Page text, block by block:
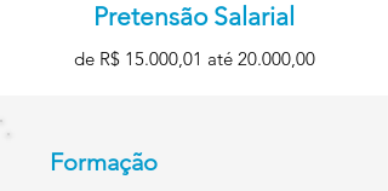
Pretensão Salarial
de R$ 15.000,01 até 20.000,00
Formação